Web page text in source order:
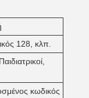
128, κλπ.
κωδικός